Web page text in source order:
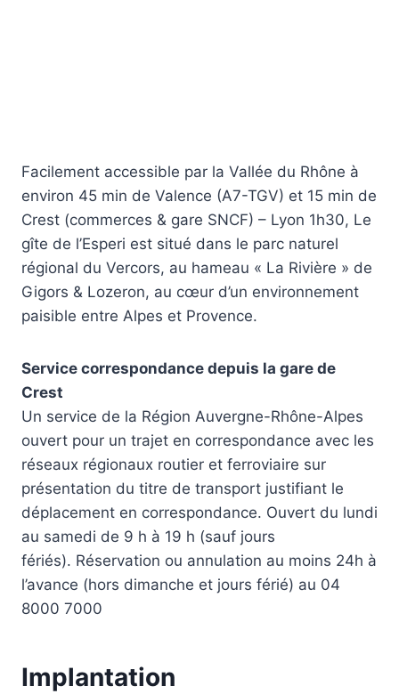
Facilement accessible par la Vallée du Rhône à
environ 45 min de Valence (A7-TGV) et 15 min de
Crest (commerces & gare SNCF) – Lyon 1h30, Le
gîte de l’Esperi est situé dans le parc naturel
régional du Vercors, au hameau « La Rivière » de
Gigors & Lozeron, au cœur d’un environnement
paisible entre Alpes et Provence.
Service correspondance depuis la gare de
Crest
Un service de la Région Auvergne-Rhône-Alpes
ouvert pour un trajet en correspondance avec les
réseaux régionaux routier et ferroviaire sur
présentation du titre de transport justifiant le
déplacement en correspondance. Ouvert du lundi
au samedi de 9 h à 19 h (sauf jours
fériés). Réservation ou annulation au moins 24h à
l’avance (hors dimanche et jours férié) au 04
8000 7000
Implantation